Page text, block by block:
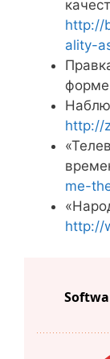
http://
ality-
http://
me-
http://